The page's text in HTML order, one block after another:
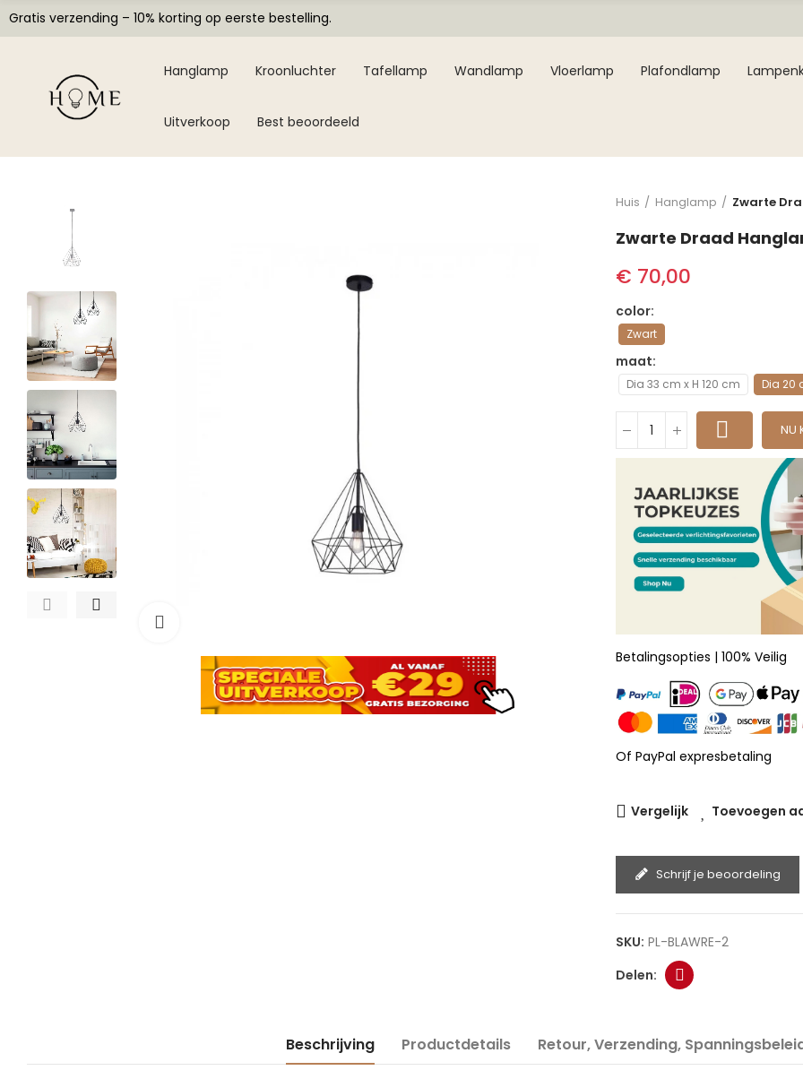
Gratis verzending – 10% korting op eerste bestelling.
Hanglamp Kroonluchter Tafellamp Wandlamp Vloerlamp Plafondlamp
Uitverkoop Best beoordeeld
Huis Hanglamp Zwarte
Zwarte Draad
€ 70,00
color
Zwart
maat
Dia 33 cm x H 120 cm Dia 20
NU
Betalingsopties | 100% Veilig
Of PayPal expresbetaling
Vergelijk Toevoegen
Schrijf je beoordeling
SKU: PL-BLAWRE-2
Beschrijving Productdetails Retour, Verzending,